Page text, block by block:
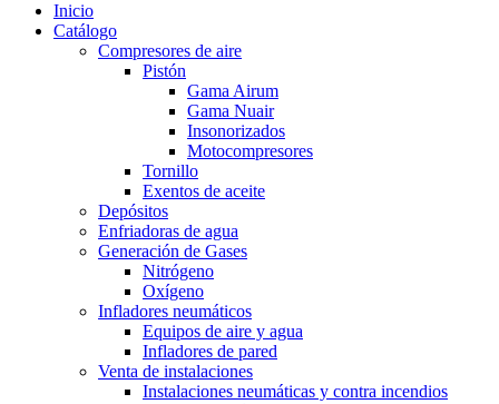
Inicio
Catálogo
Compresores de aire
Pistón
Gama Airum
Gama Nuair
Insonorizados
Motocompresores
Tornillo
Exentos de aceite
Depósitos
Enfriadoras de agua
Generación de Gases
Nitrógeno
Oxígeno
Infladores neumáticos
Equipos de aire y agua
Infladores de pared
Venta de instalaciones
Instalaciones neumáticas y contra incendios